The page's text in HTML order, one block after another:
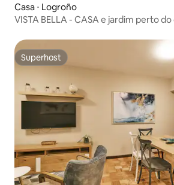
Casa ⋅ Logroño
VISTA BELLA - CASA e jardim perto
Superhost
Superhost